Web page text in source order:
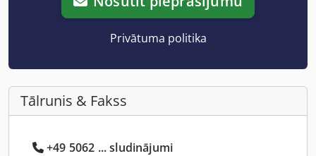
Privātuma politika
Tālrunis & Fakss
+49 5062 ... sludinājumi